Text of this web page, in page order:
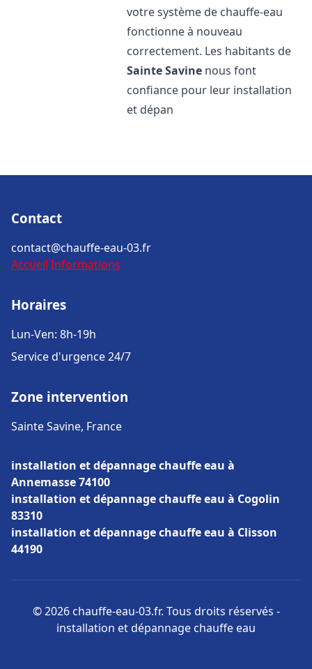
votre système de chauffe-eau
fonctionne à nouveau
correctement. Les habitants de
Sainte Savine nous font
confiance pour leur installation
et dépan
Contact
contact@chauffe-eau-03.fr
Accueil Informations
Horaires
Lun-Ven: 8h-19h
Service d'urgence 24/7
Zone intervention
Sainte Savine, France
installation et dépannage chauffe eau à
Annemasse 74100
installation et dépannage chauffe eau à Cogolin
83310
installation et dépannage chauffe eau à Clisson
44190
© 2026 chauffe-eau-03.fr. Tous droits réservés -
installation et dépannage chauffe eau